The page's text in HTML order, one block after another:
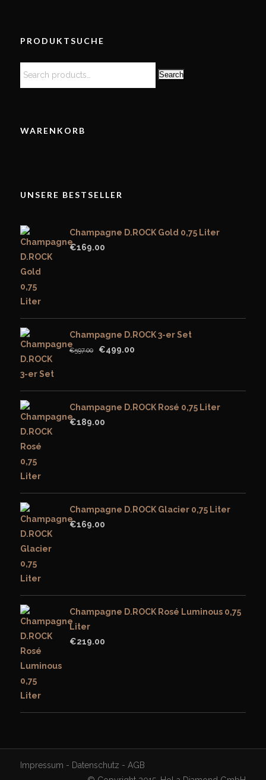
PRODUKTSUCHE
Search
WARENKORB
UNSERE BESTSELLER
Champagne D.ROCK Gold 0,75 Liter
€169.00
Champagne D.ROCK 3-er Set
€597.00
Original
€597.00.
€499.00
€499.00.
Champagne D.ROCK Rosé 0,75 Liter
€189.00
Champagne D.ROCK Glacier 0,75 Liter
€169.00
Champagne D.ROCK Rosé Luminous 0,75
Liter
€219.00
Impressum - Datenschutz - AGB